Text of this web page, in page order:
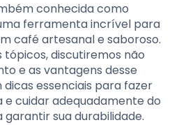
conhecida como
ferramenta incrível para
café artesanal e saboroso.
tópicos, discutiremos não
e as vantagens desse
essenciais para fazer
cuidar adequadamente do
sua durabilidade.